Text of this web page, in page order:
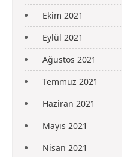
Ekim 2021
Eylül 2021
Ağustos 2021
Temmuz 2021
Haziran 2021
Mayıs 2021
Nisan 2021